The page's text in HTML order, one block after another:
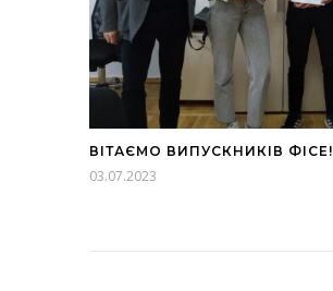
ВІТАЄМО ВИПУСКНИКІВ ФІСЕ!
03.07.2023